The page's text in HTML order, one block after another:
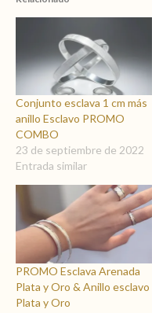
Conjunto esclava 1 cm más
anillo Esclavo PROMO
COMBO
23 de septiembre de 2022
Entrada similar
PROMO Esclava Arenada
Plata y Oro & Anillo esclavo
Plata y Oro